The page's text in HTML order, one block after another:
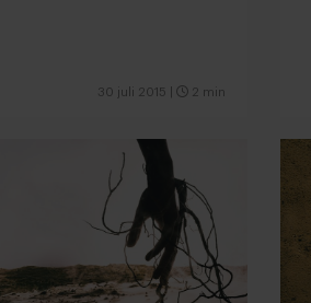
30 juli 2015 2 min